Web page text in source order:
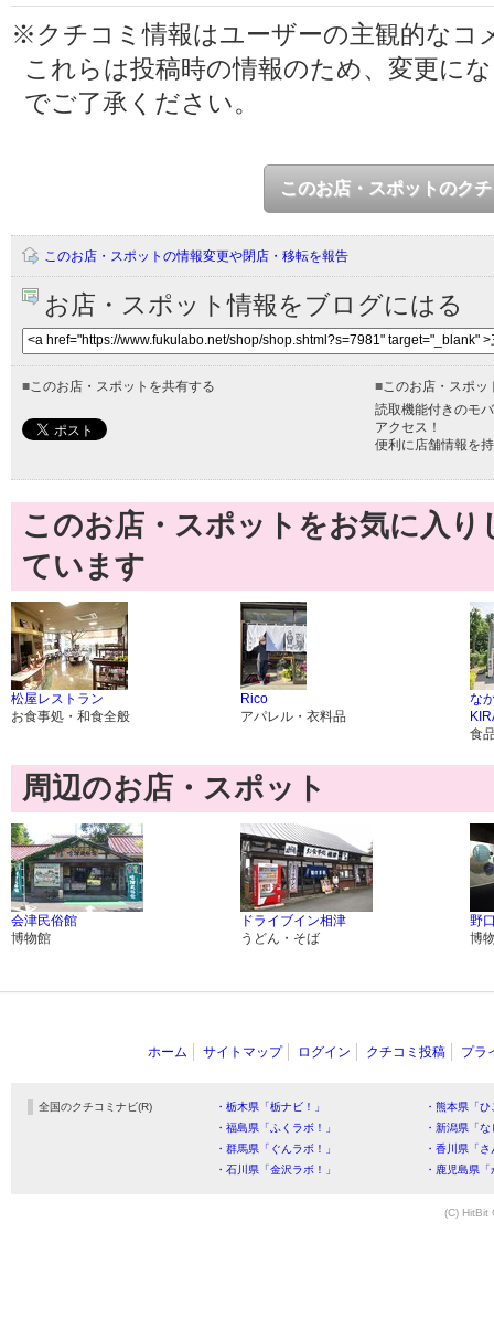
※クチコミ情報はユーザーの主観的なコ
これらは投稿時の情報のため、変更に
でご了承ください。
このお店・スポットのク
このお店・スポットの情報変更や閉店・移転を報告
お店・スポット情報をブログにはる
■ このお店・スポットを共有する ■ このお店・スポ
読取機能付きのモ
アクセス！
便利に店舗情報を
このお店・スポットをお気に入
ています
松屋レストラン
お食事処・和食全般
Rico
アパレル・衣料品
な
食
周辺のお店・スポット
会津民俗館
博物館
ドライブイン相津
うどん・そば
野
博
ホーム サイトマップ ログイン クチコミ投稿 プラ
全国のクチコミナビ(R) ・栃木県「栃ナビ！」
・熊本県「
・福島県「ふくラボ！」
・新潟県「
・群馬県「ぐんラボ！」
・香川県「
・石川県「金沢ラボ！」
・鹿児島県
(C) HitBit